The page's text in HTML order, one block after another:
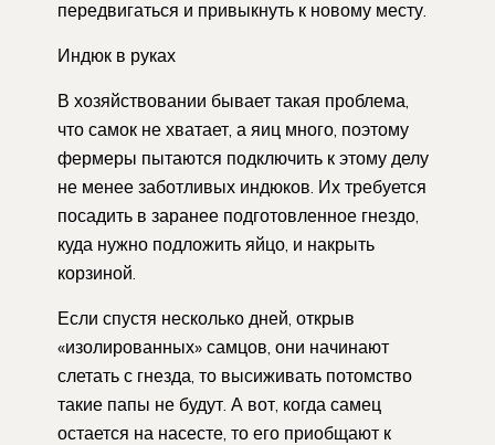
передвигаться и привыкнуть к новому месту.
Индюк в руках
В хозяйствовании бывает такая проблема,
что самок не хватает, а яиц много, поэтому
фермеры пытаются подключить к этому делу
не менее заботливых индюков. Их требуется
посадить в заранее подготовленное гнездо,
куда нужно подложить яйцо, и накрыть
корзиной.
Если спустя несколько дней, открыв
«изолированных» самцов, они начинают
слетать с гнезда, то высиживать потомство
такие папы не будут. А вот, когда самец
остается на насесте, то его приобщают к